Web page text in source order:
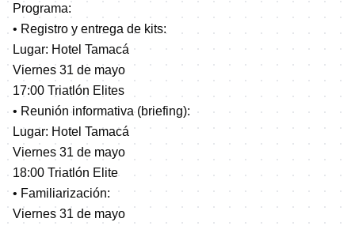
Programa:
• Registro y entrega de kits:
Lugar: Hotel Tamacá
Viernes 31 de mayo
17:00 Triatlón Elites
• Reunión informativa (briefing):
Lugar: Hotel Tamacá
Viernes 31 de mayo
18:00 Triatlón Elite
• Familiarización:
Viernes 31 de mayo